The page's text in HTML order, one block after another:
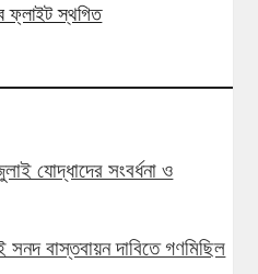
ফ্লাইট স্থগিত
যোদ্ধাদের সংবর্ধনা ও
বাস্তবায়ন দাবিতে গণমিছিল